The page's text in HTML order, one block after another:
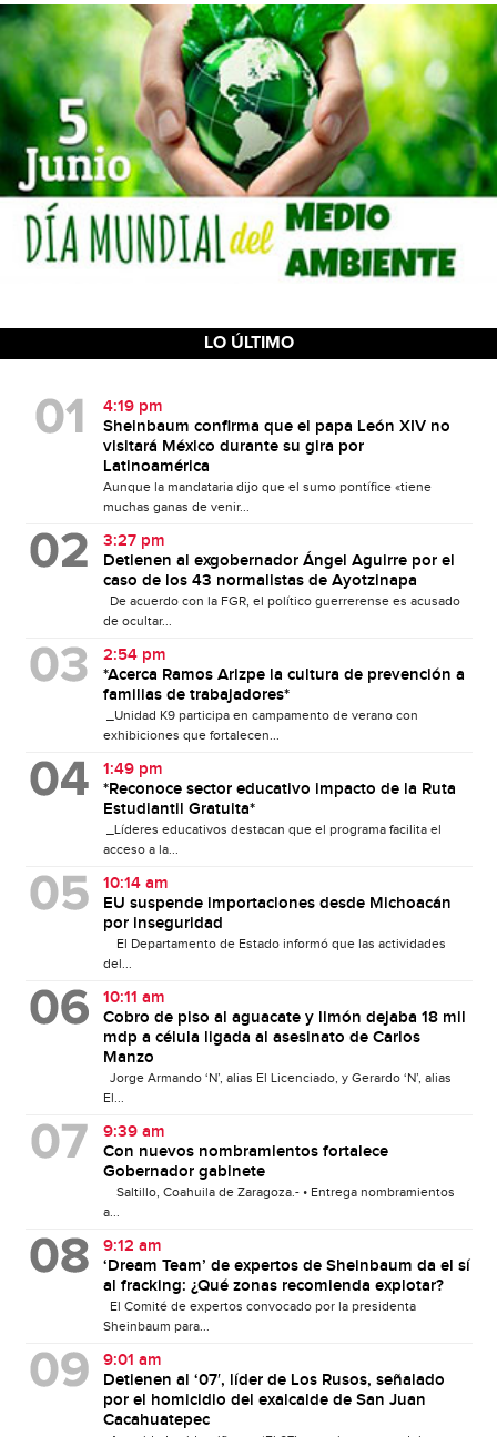
LO ÚLTIMO
4:19 pm
Sheinbaum confirma que el papa León XIV no
visitará México durante su gira por
Latinoamérica
Aunque la mandataria dijo que el sumo pontífice «tiene
muchas ganas de venir...
3:27 pm
Detienen al exgobernador Ángel Aguirre por el
caso de los 43 normalistas de Ayotzinapa
De acuerdo con la FGR, el político guerrerense es acusado
de ocultar...
2:54 pm
*Acerca Ramos Arizpe la cultura de prevención a
familias de trabajadores*
_Unidad K9 participa en campamento de verano con
exhibiciones que fortalecen...
1:49 pm
*Reconoce sector educativo impacto de la Ruta
Estudiantil Gratuita*
_Líderes educativos destacan que el programa facilita el
acceso a la...
10:14 am
EU suspende importaciones desde Michoacán
por inseguridad
El Departamento de Estado informó que las actividades
del...
10:11 am
Cobro de piso al aguacate y limón dejaba 18 mil
mdp a célula ligada al asesinato de Carlos
Manzo
Jorge Armando ‘N’, alias El Licenciado, y Gerardo ‘N’, alias
El...
9:39 am
Con nuevos nombramientos fortalece
Gobernador gabinete
Saltillo, Coahuila de Zaragoza.- • Entrega nombramientos
a...
9:12 am
‘Dream Team’ de expertos de Sheinbaum da el sí
al fracking: ¿Qué zonas recomienda explotar?
El Comité de expertos convocado por la presidenta
Sheinbaum para...
9:01 am
Detienen al ‘07′, líder de Los Rusos, señalado
por el homicidio del exalcalde de San Juan
Cacahuatepec